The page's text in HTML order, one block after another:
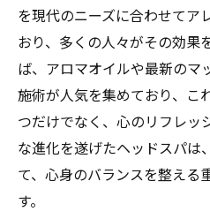
リラックスを促す
池袋のヘッドスパ
心と体をリセットする
の融合
整体とヘッドスパ
池袋で体験できる
ョン
を現代のニーズに合わせてア
おり、多くの人々がその効果
ば、アロマオイルや最新のマ
施術が人気を集めており、こ
つだけでなく、心のリフレッ
な進化を遂げたヘッドスパは
て、心身のバランスを整える
す。